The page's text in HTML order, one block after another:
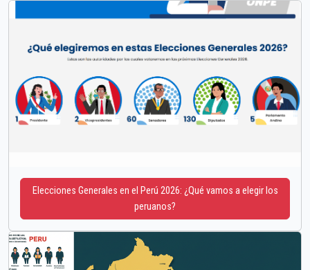
Elecciones Generales en el Perú 2026: ¿Qué vamos a elegir los
peruanos?